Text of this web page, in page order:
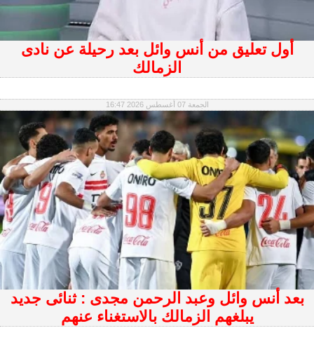
أول تعليق من أنس وائل بعد رحيلة عن نادى
الزمالك
الجمعة 07 أغسطس 2026 16:47
بعد أنس وائل وعبد الرحمن مجدى : ثنائى جديد
يبلغهم الزمالك بالاستغناء عنهم